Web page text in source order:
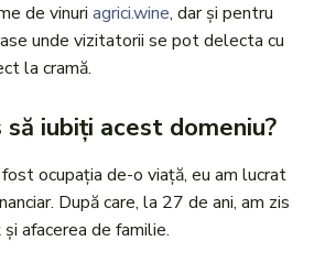
de vinuri agrici.wine, dar și pentru
unde vizitatorii se pot delecta cu
la cramă.
să iubiți acest domeniu?
ocupația de-o viață, eu am lucrat
După care, la 27 de ani, am zis
afacerea de familie.